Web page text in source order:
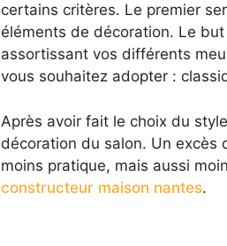
certains critères. Le premier
éléments de décoration. Le
assortissant vos différents
vous souhaitez adopter :
Après avoir fait le choix du
décoration du salon. Un excès
moins pratique, mais aussi
constructeur maison nantes.